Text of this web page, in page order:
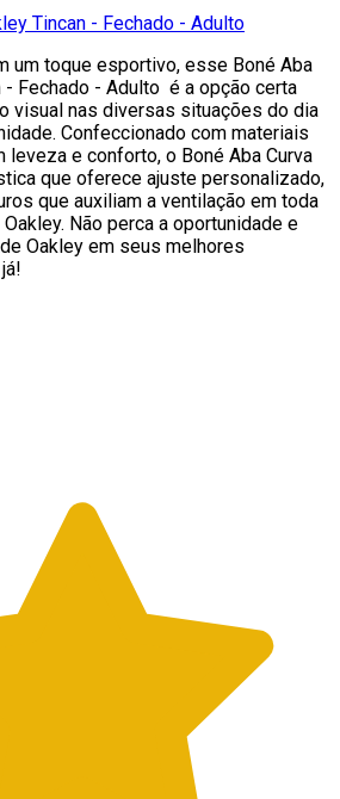
Tincan - Fechado - Adulto
um toque esportivo, esse Boné Aba
- Fechado - Adulto é a opção certa
visual nas diversas situações do dia
Confeccionado com materiais
leveza e conforto, o Boné Aba Curva
que oferece ajuste personalizado,
que auxiliam a ventilação em toda
Não perca a oportunidade e
Oakley em seus melhores